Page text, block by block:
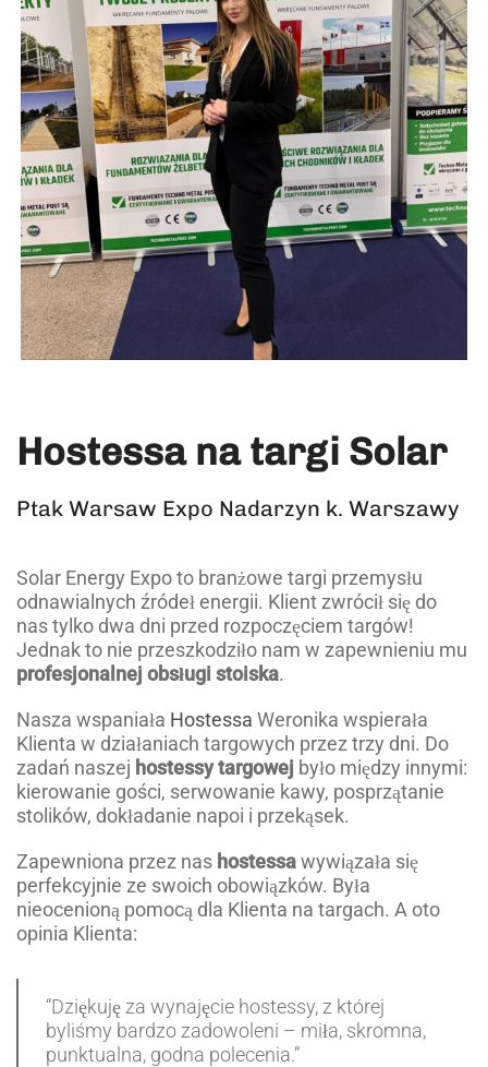
Hostessa na targi Solar
Ptak Warsaw Expo Nadarzyn k. Warszawy
Solar Energy Expo to branżowe targi przemysłu
odnawialnych źródeł energii. Klient zwrócił się do
nas tylko dwa dni przed rozpoczęciem targów!
Jednak to nie przeszkodziło nam w zapewnieniu mu
profesjonalnej obsługi stoiska.
Nasza wspaniała Hostessa Weronika wspierała
Klienta w działaniach targowych przez trzy dni. Do
zadań naszej hostessy targowej było między innymi:
kierowanie gości, serwowanie kawy, posprzątanie
stolików, dokładanie napoi i przekąsek.
Zapewniona przez nas hostessawywiązała się
perfekcyjnie ze swoich obowiązków. Była
nieocenioną pomocą dla Klienta na targach. A oto
opinia Klienta:
“Dziękuję za wynajęcie hostessy, z której
byliśmy bardzo zadowoleni – miła, skromna,
punktualna, godna polecenia.”